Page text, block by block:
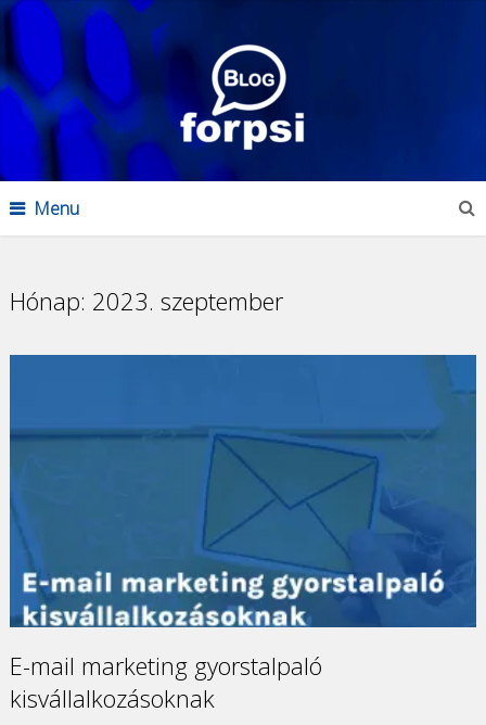
Menu
Hónap: 2023. szeptember
E-mail marketing gyorstalpaló
kisvállalkozásoknak